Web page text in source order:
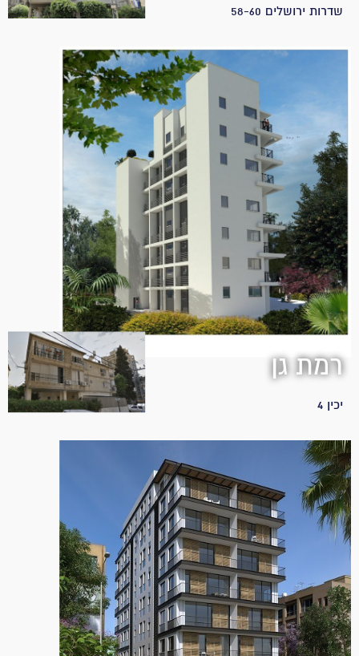
שדרות ירושלים 58-60
רמת גן
יכין 4